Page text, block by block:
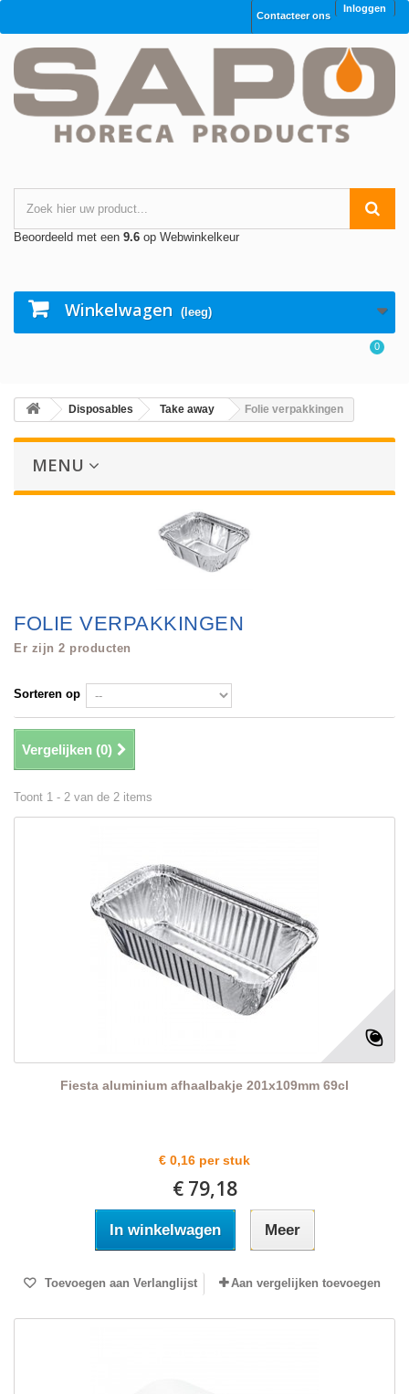
Inloggen
Contacteer ons
Beoordeeld met een 9.6 op Webwinkelkeur
Winkelwagen (leeg)
0
Disposables Take away Folie verpakkingen
MENU
FOLIE VERPAKKINGEN
Er zijn 2 producten
Sorteren op
Vergelijken (0)
Toont 1 - 2 van de 2 items
Fiesta aluminium afhaalbakje 201x109mm 69cl
€ 0,16 per stuk
€ 79,18
In winkelwagen Meer
Toevoegen aan Verlanglijst Aan vergelijken toevoegen